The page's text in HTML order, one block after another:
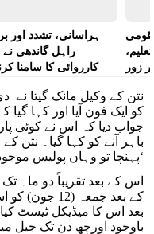
ہراسانی، تشدد اور
راہل گاندھی
کارروائی کا سامنا
قومی
زور
کو ایک فون آیا اور کہا
جواب دیا کہ اس نے کوئی
باہر آنے کو کہا گیا۔ نتن
پہنچا تو وہاں پولیس موجود تھی اور اسے اپنے ساتھ لے گئی۔‘
اس کے بعد تقریباً دو ماہ
کے بعد جمعہ
بعد اس کا میڈیکل ٹیسٹ
باوجود اورچھ دن تک جیل